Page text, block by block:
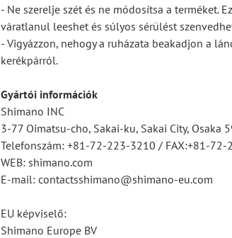
- Ne szerelje szét és ne módosítsa a terméket.
váratlanul leeshet és súlyos sérülést
- Vigyázzon, nehogy a ruházata beakadjon a
kerékpárról.
Gyártói információk
Shimano INC
3-77 Oimatsu-cho, Sakai-ku, Sakai City, Osaka
Telefonszám: +81-72-223-3210 / FAX:+81-72-
WEB: shimano.com
E-mail: contactsshimano@shimano-eu.com
EU képviselő:
Shimano Europe BV